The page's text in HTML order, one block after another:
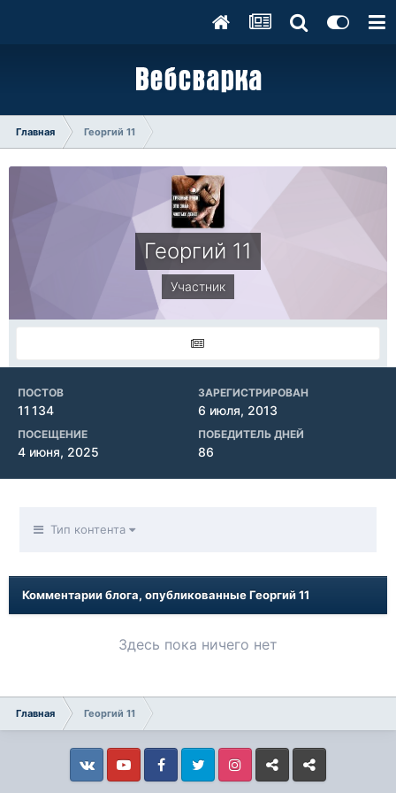
Главная Георгий 11
Георгий 11
Участник
ПОСТОВ
11 134
ЗАРЕГИСТРИРОВАН
6 июля, 2013
ПОСЕЩЕНИЕ
4 июня, 2025
ПОБЕДИТЕЛЬ ДНЕЙ
86
Тип контента
Комментарии блога, опубликованные Георгий 11
Здесь пока ничего нет
Главная Георгий 11
VkontakteYouTube FacebookTwitter InstagramLivejournalOdnoklassniki